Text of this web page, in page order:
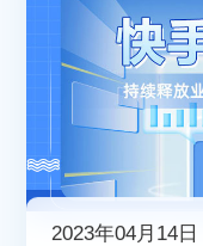
2023年04月14日